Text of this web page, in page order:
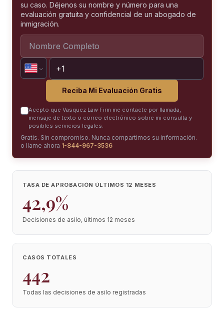
su caso. Déjenos su nombre y número para una
evaluación gratuita y confidencial de un abogado de
inmigración.
Reciba Mi Evaluación Gratis
Acepto que Vasquez Law Firm me contacte por llamada,
mensaje de texto o correo electrónico sobre mi consulta y
posibles servicios legales.
Gratis. Sin compromiso. Nunca compartimos su información.
o llame ahora 1-844-967-3536
TASA DE APROBACIÓN ÚLTIMOS 12 MESES
42,9%
Decisiones de asilo, últimos 12 meses
CASOS TOTALES
442
Todas las decisiones de asilo registradas